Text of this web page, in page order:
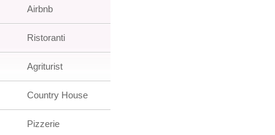
Airbnb
Ristoranti
Agriturist
Country House
Pizzerie